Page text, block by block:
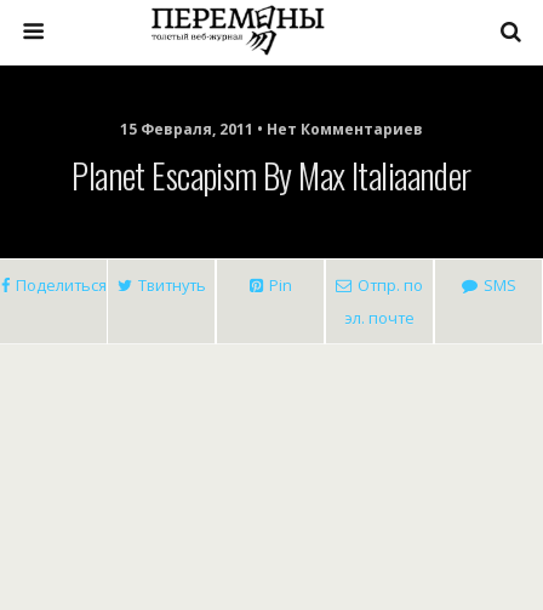
15 Февраля, 2011 • Нет Комментариев
Planet Escapism By Max Italiaander
Поделиться Твитнуть Pin
Отпр. по
эл. почте
SMS